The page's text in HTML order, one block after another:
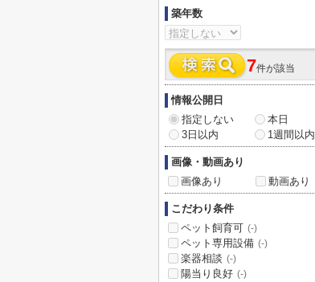
築年数
7件が該当
情報公開日
指定しない
本日
3日以内
1週間以内
画像・動画あり
画像あり
動画あり
こだわり条件
ペット飼育可 (-)
ペット専用設備 (-)
楽器相談 (-)
陽当り良好 (-)